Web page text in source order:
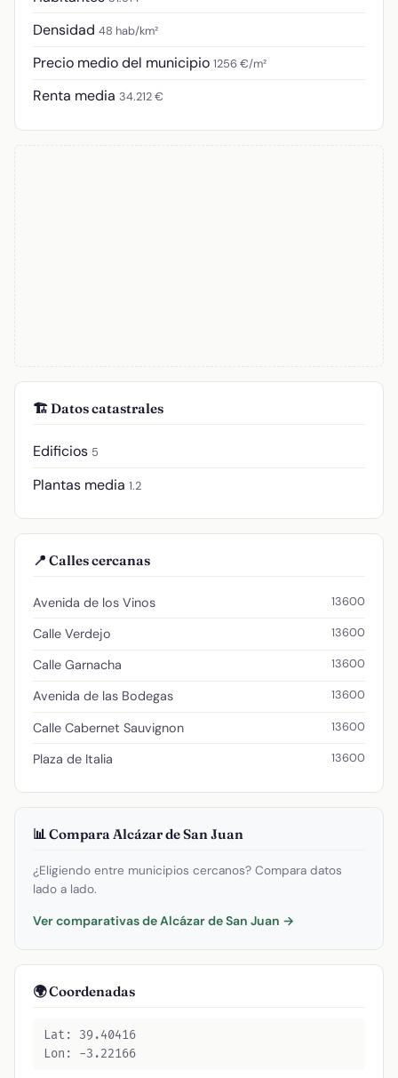
Densidad 48 hab/km²
Precio medio del municipio 1256 €/m²
Renta media 34.212 €
🏗️ Datos catastrales
Edificios 5
Plantas media 1.2
📍 Calles cercanas
Avenida de los Vinos 13600
Calle Verdejo 13600
Calle Garnacha 13600
Avenida de las Bodegas 13600
Calle Cabernet Sauvignon 13600
Plaza de Italia 13600
📊 Compara Alcázar de San Juan
¿Eligiendo entre municipios cercanos? Compara datos
lado a lado.
Ver comparativas de Alcázar de San Juan →
🌍 Coordenadas
Lat: 39.40416
Lon: -3.22166